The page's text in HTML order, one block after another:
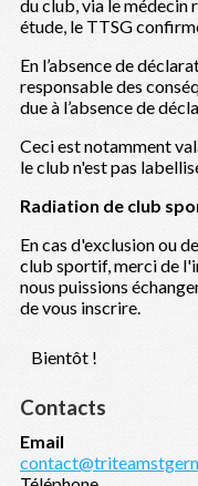
du club, via le médecin
étude, le TTSG
En l’absence de
responsable des
due à l’absence de
Ceci est notamment
le club n'est pas
Radiation de club
En cas d'exclusion ou
club sportif, merci de
nous puissions
de vous inscrire.
Bientôt !
Contacts
Email